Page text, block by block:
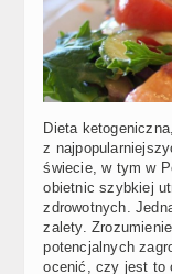
Dieta
z
świecie, w tym w
obietnic szybkiej
zdrowotnych.
zalety.
potencjalnych
ocenić, czy jest to